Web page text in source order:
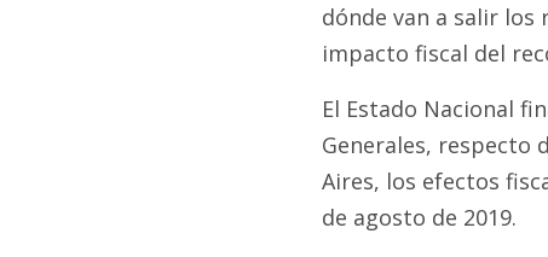
dónde van a salir
impacto fiscal del
El Estado Nacional
Generales, respecto
Aires, los efectos
de agosto de 2019.